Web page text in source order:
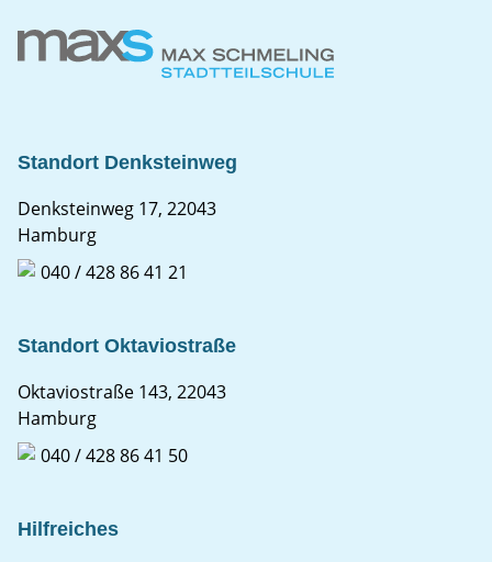
Standort Denksteinweg
Denksteinweg 17, 22043
Hamburg
040 / 428 86 41 21
Standort Oktaviostraße
Oktaviostraße 143, 22043
Hamburg
040 / 428 86 41 50
Hilfreiches